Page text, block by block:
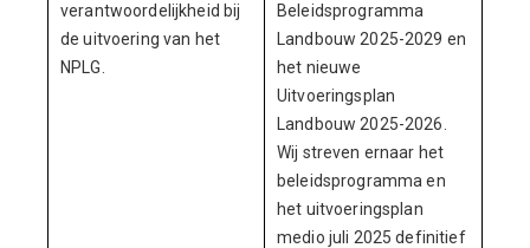
verantwoordelijkheid bij
de uitvoering van het
NPLG.
Beleidsprogramma
Landbouw 2025-2029 en
het nieuwe
Uitvoeringsplan
Landbouw 2025-2026.
Wij streven ernaar het
beleidsprogramma en
het uitvoeringsplan
medio juli 2025 definitief